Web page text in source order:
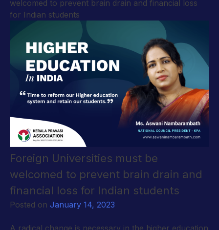
welcomed to prevent brain drain and financial loss
for Indian students
Foreign Universities must be
welcomed to prevent brain drain and
financial loss for Indian students
Posted on January 14, 2023
A radical change is necessary in the higher education